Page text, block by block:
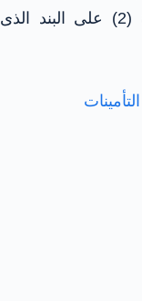
المشار إليها بالبند (1) من المادة (2) على البند الذى